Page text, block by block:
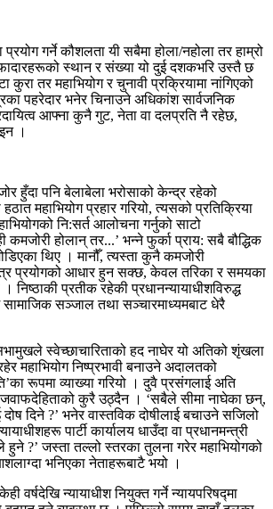
प्रयोग गर्ने कौशलता यी सबैमा होला/नहोला तर हाम्रो
स्थान र संख्या यो दुई दशकभरि उस्तै छ
तर महाभियोग र चुनावी प्रक्रियामा नांगिएको
पहरेदार भनेर चिनाउने अधिकांश सार्वजनिक
आफ्ना कुनै गुट, नेता वा दलप्रति नै रहेछ,
।
हुँदा पनि बेलाबेला भरोसाको केन्द्र रहेको
महाभियोग प्रहार गरियो, त्यसको प्रतिक्रिया
नि:सर्त आलोचना गर्नुको साटो
कमजोरी होलान् तर...’ भन्ने फुर्का प्राय: सबै बौद्धिक
थिए । मानौँ, त्यस्ता कुनै कमजोरी
प्रयोगको आधार हुन सक्छ, केवल तरिका र समयका
निष्ठाकी प्रतीक रहेकी प्रधानन्यायाधीशविरुद्ध
सञ्जाल तथा सञ्चारमाध्यमबाट धेरै
स्वेच्छाचारिताको हद नाघेर यो अतिको शृंखला
महाभियोग निष्प्रभावी बनाउने अदालतको
रूपमा व्याख्या गरियो । दुवै प्रसंगलाई अति
जवाफदेहिताको कुरै उठ्दैन । ‘सबैले सीमा नाघेका छन्,
दिने ?’ भनेर वास्तविक दोषीलाई बचाउने सजिलो
पार्टी कार्यालय धाउँदा वा प्रधानमन्त्री
हुने ?’ जस्ता तल्लो स्तरका तुलना गरेर महाभियोगको
भनिएका नेताहरूबाटै भयो ।
वर्षदेखि न्यायाधीश नियुक्त गर्ने न्यायपरिषद्मा